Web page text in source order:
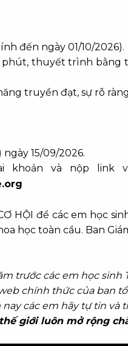
đến ngày 01/10/2026).
phút, thuyết trình
truyền đạt, sự rõ
ngày 15/09/2026.
khoản và nộp link
HỘI để các em học
học toàn cầu. Ban
trước các em học sinh
chính thức của ban
các em hãy tự tin và
giới luôn mở rộng